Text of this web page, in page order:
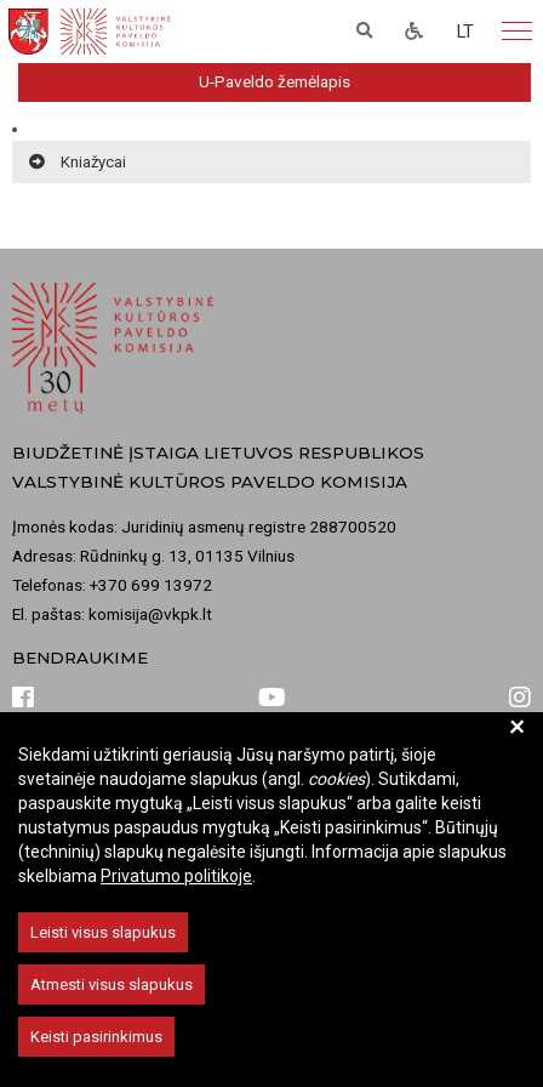
LT
U-Paveldo žemėlapis
Kniažycai
BIUDŽETINĖ ĮSTAIGA LIETUVOS RESPUBLIKOS
VALSTYBINĖ KULTŪROS PAVELDO KOMISIJA
Įmonės kodas: Juridinių asmenų registre 288700520
Adresas: Rūdninkų g. 13, 01135 Vilnius
Telefonas: +370 699 13972
El. paštas: komisija@vkpk.lt
BENDRAUKIME
© 2026 Valstybinė kultūros paveldo komisija. Visos teisės saugomos.
Keisti slapukų nustatymus
+
Siekdami užtikrinti geriausią Jūsų naršymo patirtį, šioje
svetainėje naudojame slapukus (angl. cookies). Sutikdami,
paspauskite mygtuką „Leisti visus slapukus“ arba galite keisti
nustatymus paspaudus mygtuką „Keisti pasirinkimus“. Būtinųjų
(techninių) slapukų negalėsite išjungti. Informacija apie slapukus
skelbiama Privatumo politikoje
Leisti visus slapukus
Atmesti visus slapukus
Keisti pasirinkimus